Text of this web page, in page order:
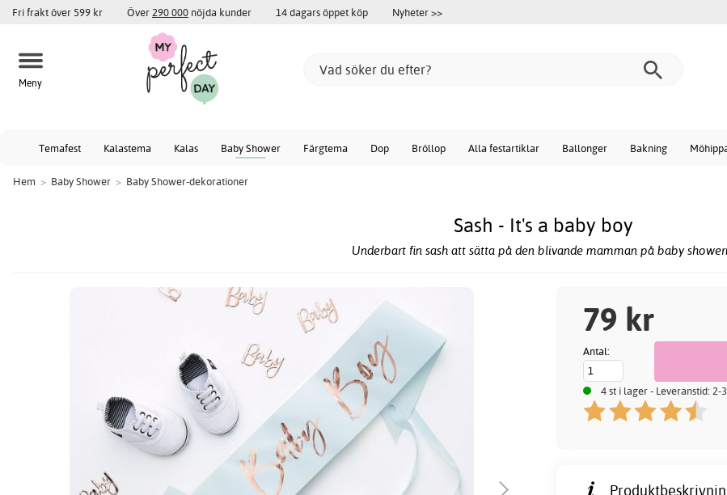
Fri frakt över 599 kr Över 290 000 nöjda kunder 14 dagars öppet köp Nyheter >>
Meny
Temafest Kalastema Kalas Baby Shower Färgtema Dop Bröllop Alla festartiklar Ballonger Bakning
Hem > Baby Shower > Baby Shower-dekorationer
Sash - It's a baby boy
Underbart fin sash att sätta på den blivande mamman på baby
79 kr
Antal:
4 st i lager - Leveranstid: 2-